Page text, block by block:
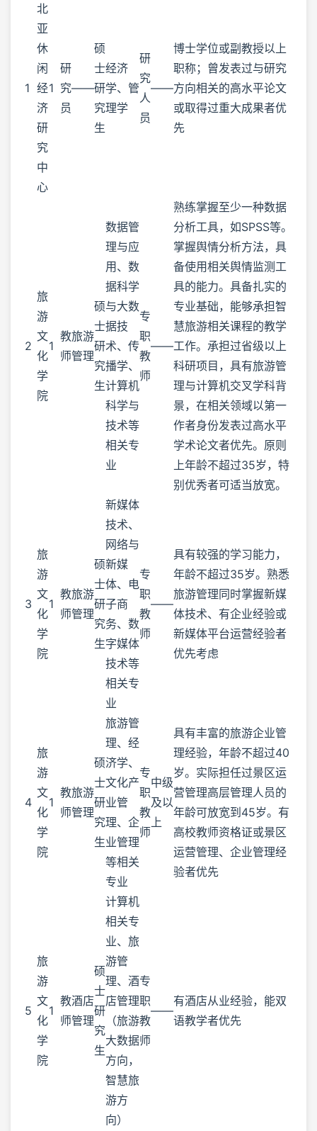
1
北
亚
休
闲
经
济
研
究
中
心
1
研
究
员
——
硕
士
研
究
生
经济
学、管
理学
研
究
人
员
——
博士学位或副教授以上
职称；曾发表过与研究
方向相关的高水平论文
或取得过重大成果者优
先
2
旅
游
文
化
学
院
1
教
师
旅游
管理
硕
士
研
究
生
数据管
理与应
用、数
据科学
与大数
据技
术、传
播学、
计算机
科学与
技术等
相关专
业
专
职
教
师
——
熟练掌握至少一种数据
分析工具，如SPSS等。
掌握舆情分析方法，具
备使用相关舆情监测工
具的能力。具备扎实的
专业基础，能够承担智
慧旅游相关课程的教学
工作。承担过省级以上
科研项目，具有旅游管
理与计算机交叉学科背
景，在相关领域以第一
作者身份发表过高水平
学术论文者优先。原则
上年龄不超过35岁，特
别优秀者可适当放宽。
3
旅
游
文
化
学
院
1
教
师
旅游
管理
硕
士
研
究
生
新媒体
技术、
网络与
新媒
体、电
子商
务、数
字媒体
技术等
相关专
业
专
职
教
师
——
具有较强的学习能力，
年龄不超过35岁。熟悉
旅游管理同时掌握新媒
体技术、有企业经验或
新媒体平台运营经验者
优先考虑
4
旅
游
文
化
学
院
1
教
师
旅游
管理
硕
士
研
究
生
旅游管
理、经
济学、
文化产
业管
理、企
业管理
等相关
专业
专
职
教
师
中级
及以
上
具有丰富的旅游企业管
理经验，年龄不超过40
岁。实际担任过景区运
营管理高层管理人员的
年龄可放宽到45岁。有
高校教师资格证或景区
运营管理、企业管理经
验者优先
5
旅
游
文
化
学
院
1
教
师
酒店
管理
硕
士
研
究
生
计算机
相关专
业、旅
游管
理、酒
店管理
（旅游
大数据
方向，
智慧旅
游方
向）
专
职
教
师
——
有酒店从业经验，能双
语教学者优先